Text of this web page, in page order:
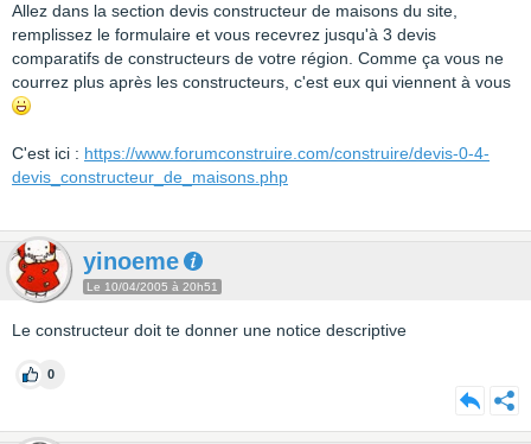
Allez dans la section devis constructeur de maisons du site,
remplissez le formulaire et vous recevrez jusqu'à 3 devis
comparatifs de constructeurs de votre région. Comme ça vous ne
courrez plus après les constructeurs, c'est eux qui viennent à vous
C'est ici : https://www.forumconstruire.com/construire/devis-0-4-
devis_constructeur_de_maisons.php
yinoeme
Le 10/04/2005 à 20h51
Le constructeur doit te donner une notice descriptive
0